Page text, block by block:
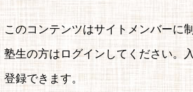
このコンテンツはサイトメンバーに
塾生の方はログインしてください。
登録できます。